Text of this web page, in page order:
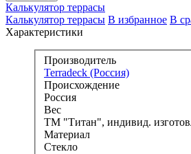
Калькулятор террасы
Калькулятор террасы В избранное В
Характеристики
Производитель
Terradeck (Россия)
Происхождение
Россия
Вес
ТМ "Титан", индивид.
Материал
Стекло